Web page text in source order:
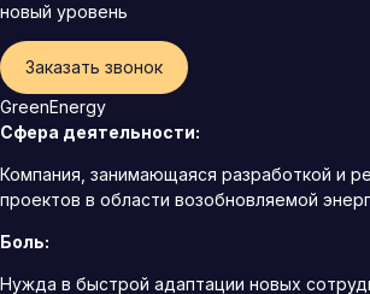
новый уровень
Заказать звонок
GreenEnergy
Сфера деятельности:
Компания, занимающаяся разработкой и
проектов в области возобновляемой
Боль:
Нужда в быстрой адаптации новых